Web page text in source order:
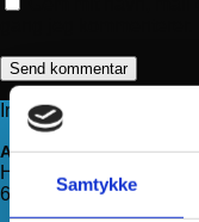
Samtykke
Information
Adresse
Haderslevvej 78, st.
6200 Aabenraa